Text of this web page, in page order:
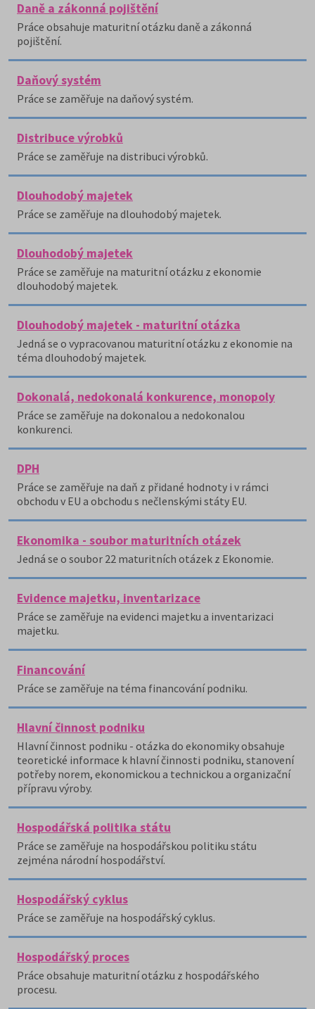
Daně a zákonná pojištění
Práce obsahuje maturitní otázku daně a zákonná
pojištění.
Daňový systém
Práce se zaměřuje na daňový systém.
Distribuce výrobků
Práce se zaměřuje na distribuci výrobků.
Dlouhodobý majetek
Práce se zaměřuje na dlouhodobý majetek.
Dlouhodobý majetek
Práce se zaměřuje na maturitní otázku z ekonomie
dlouhodobý majetek.
Dlouhodobý majetek - maturitní otázka
Jedná se o vypracovanou maturitní otázku z ekonomie na
téma dlouhodobý majetek.
Dokonalá, nedokonalá konkurence, monopoly
Práce se zaměřuje na dokonalou a nedokonalou
konkurenci.
DPH
Práce se zaměřuje na daň z přidané hodnoty i v rámci
obchodu v EU a obchodu s nečlenskými státy EU.
Ekonomika - soubor maturitních otázek
Jedná se o soubor 22 maturitních otázek z Ekonomie.
Evidence majetku, inventarizace
Práce se zaměřuje na evidenci majetku a inventarizaci
majetku.
Financování
Práce se zaměřuje na téma financování podniku.
Hlavní činnost podniku
Hlavní činnost podniku - otázka do ekonomiky obsahuje
teoretické informace k hlavní činnosti podniku, stanovení
potřeby norem, ekonomickou a technickou a organizační
přípravu výroby.
Hospodářská politika státu
Práce se zaměřuje na hospodářskou politiku státu
zejména národní hospodářství.
Hospodářský cyklus
Práce se zaměřuje na hospodářský cyklus.
Hospodářský proces
Práce obsahuje maturitní otázku z hospodářského
procesu.